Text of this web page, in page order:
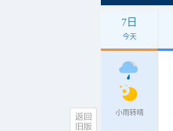
7日
今天
小雨转晴